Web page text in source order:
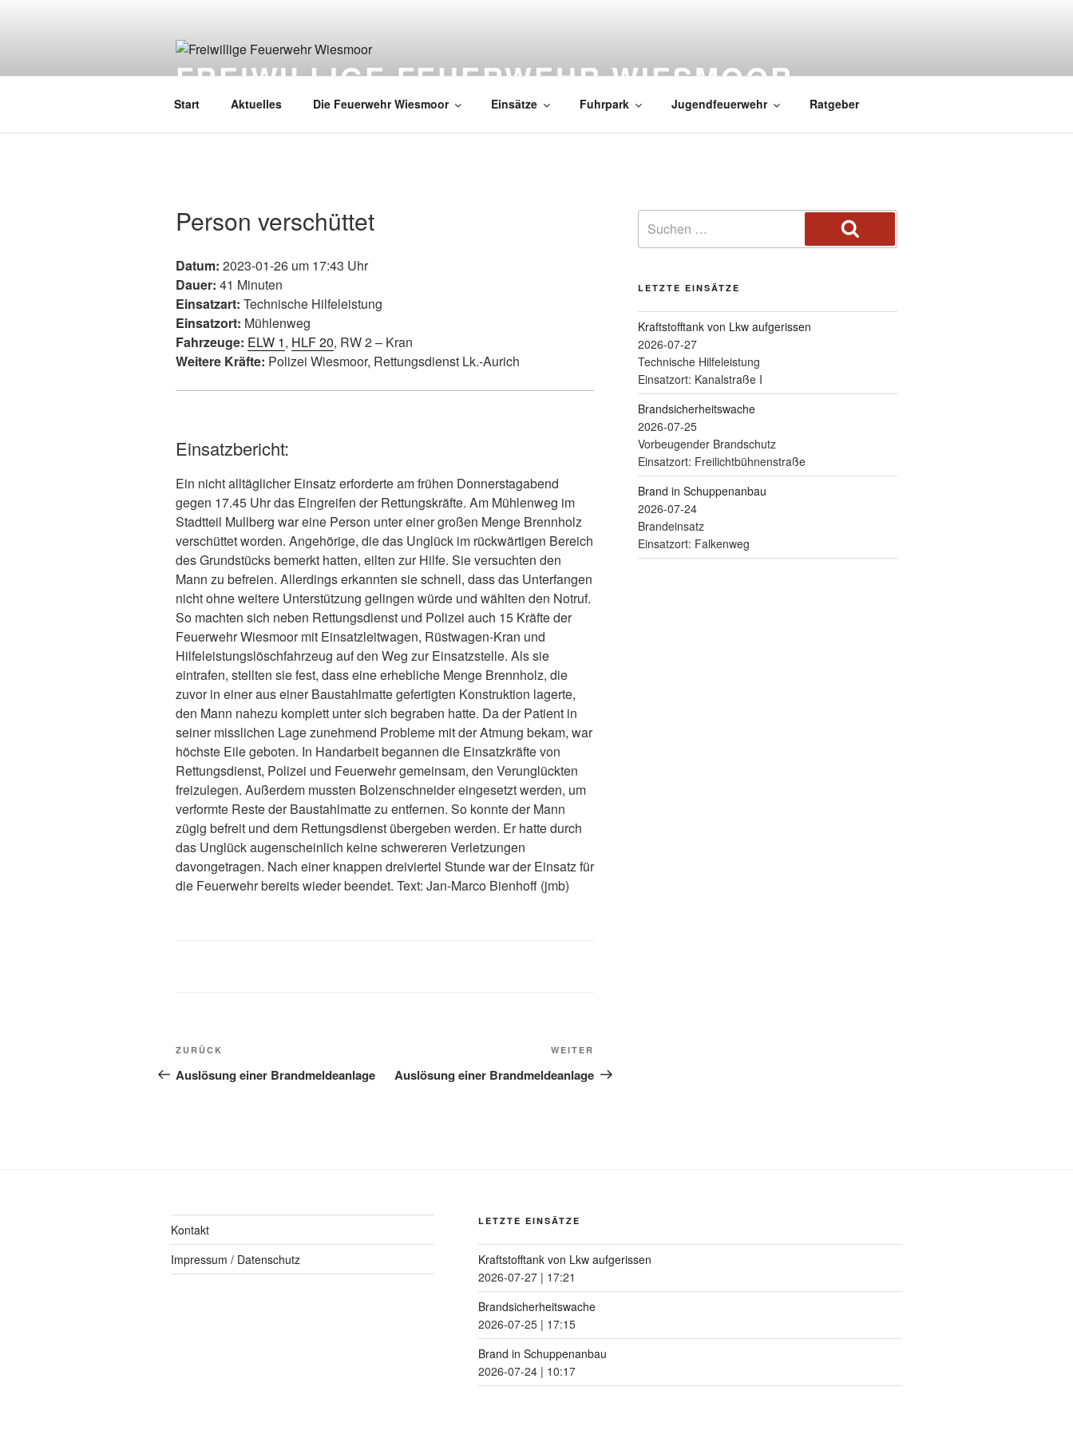
FREIWILLIGE FEUERWEHR WIESMOOR
Start Aktuelles Die Feuerwehr Wiesmoor Einsätze Fuhrpark Jugendfeuerwehr Ratgeber
Person verschüttet
Datum: 2023-01-26 um 17:43 Uhr
Dauer: 41 Minuten
Einsatzart: Technische Hilfeleistung
Einsatzort: Mühlenweg
Fahrzeuge: ELW 1, HLF 20, RW 2 – Kran
Weitere Kräfte: Polizei Wiesmoor, Rettungsdienst Lk.-Aurich
Einsatzbericht:
Ein nicht alltäglicher Einsatz erforderte am frühen Donnerstagabend
gegen 17.45 Uhr das Eingreifen der Rettungskräfte. Am Mühlenweg im
Stadtteil Mullberg war eine Person unter einer großen Menge Brennholz
verschüttet worden. Angehörige, die das Unglück im rückwärtigen Bereich
des Grundstücks bemerkt hatten, eilten zur Hilfe. Sie versuchten den
Mann zu befreien. Allerdings erkannten sie schnell, dass das Unterfangen
nicht ohne weitere Unterstützung gelingen würde und wählten den Notruf.
So machten sich neben Rettungsdienst und Polizei auch 15 Kräfte der
Feuerwehr Wiesmoor mit Einsatzleitwagen, Rüstwagen-Kran und
Hilfeleistungslöschfahrzeug auf den Weg zur Einsatzstelle. Als sie
eintrafen, stellten sie fest, dass eine erhebliche Menge Brennholz, die
zuvor in einer aus einer Baustahlmatte gefertigten Konstruktion lagerte,
den Mann nahezu komplett unter sich begraben hatte. Da der Patient in
seiner misslichen Lage zunehmend Probleme mit der Atmung bekam, war
höchste Eile geboten. In Handarbeit begannen die Einsatzkräfte von
Rettungsdienst, Polizei und Feuerwehr gemeinsam, den Verunglückten
freizulegen. Außerdem mussten Bolzenschneider eingesetzt werden, um
verformte Reste der Baustahlmatte zu entfernen. So konnte der Mann
zügig befreit und dem Rettungsdienst übergeben werden. Er hatte durch
das Unglück augenscheinlich keine schwereren Verletzungen
davongetragen. Nach einer knappen dreiviertel Stunde war der Einsatz für
die Feuerwehr bereits wieder beendet. Text: Jan-Marco Bienhoff (jmb)
ZURÜCK
Auslösung einer Brandmeldeanlage
WEITER
Auslösung einer Brandmeldeanlage
LETZTE EINSÄTZE
Kraftstofftank von Lkw aufgerissen
2026-07-27
Technische Hilfeleistung
Einsatzort: Kanalstraße I
Brandsicherheitswache
2026-07-25
Vorbeugender Brandschutz
Einsatzort: Freilichtbühnenstraße
Brand in Schuppenanbau
2026-07-24
Brandeinsatz
Einsatzort: Falkenweg
Kontakt
Impressum / Datenschutz
LETZTE EINSÄTZE
Kraftstofftank von Lkw aufgerissen
2026-07-27| 17:21
Brandsicherheitswache
2026-07-25| 17:15
Brand in Schuppenanbau
2026-07-24| 10:17